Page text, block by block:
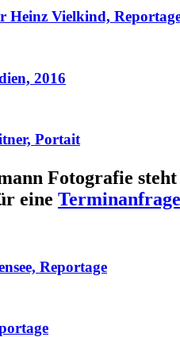
Heinz Vielkind,
2016
Portait
Fotografie steht
eine Terminanfrage
Reportage